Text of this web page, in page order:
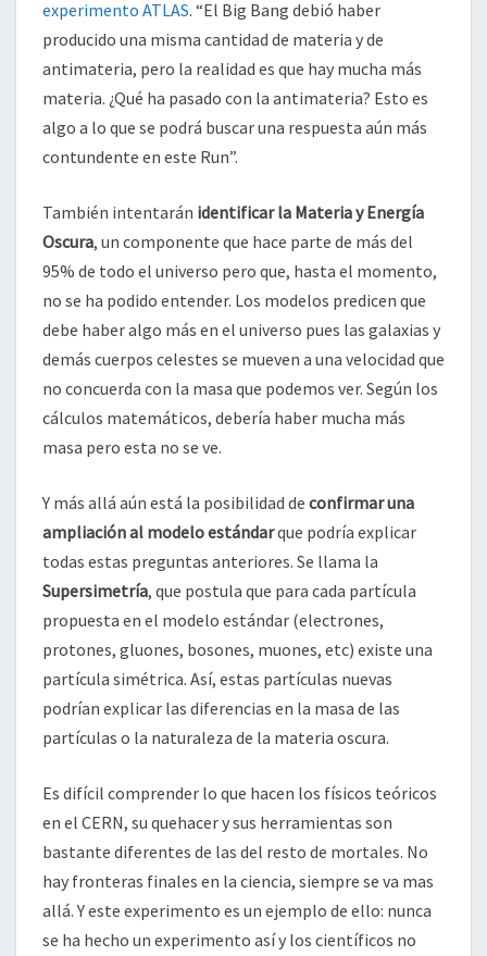
experimento ATLAS. “El Big Bang debió haber
producido una misma cantidad de materia y de
antimateria, pero la realidad es que hay mucha más
materia. ¿Qué ha pasado con la antimateria? Esto es
algo a lo que se podrá buscar una respuesta aún más
contundente en este Run”.
También intentarán identificar la Materia y Energía
Oscura, un componente que hace parte de más del
95% de todo el universo pero que, hasta el momento,
no se ha podido entender. Los modelos predicen que
debe haber algo más en el universo pues las galaxias y
demás cuerpos celestes se mueven a una velocidad que
no concuerda con la masa que podemos ver. Según los
cálculos matemáticos, debería haber mucha más
masa pero esta no se ve.
Y más allá aún está la posibilidad de confirmar una
ampliación al modelo estándarque podría explicar
todas estas preguntas anteriores. Se llama la
Supersimetría, que postula que para cada partícula
propuesta en el modelo estándar (electrones,
protones, gluones, bosones, muones, etc) existe una
partícula simétrica. Así, estas partículas nuevas
podrían explicar las diferencias en la masa de las
partículas o la naturaleza de la materia oscura.
Es difícil comprender lo que hacen los físicos teóricos
en el CERN, su quehacer y sus herramientas son
bastante diferentes de las del resto de mortales. No
hay fronteras finales en la ciencia, siempre se va mas
allá. Y este experimento es un ejemplo de ello: nunca
se ha hecho un experimento así y los científicos no